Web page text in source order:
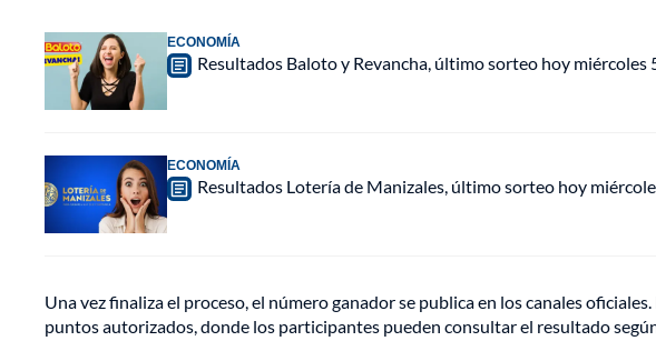
ECONOMÍA
Resultados Baloto y Revancha, último sorteo hoy miércoles
ECONOMÍA
Resultados Lotería de Manizales, último sorteo hoy
Una vez finaliza el proceso, el número ganador se publica en los canales
puntos autorizados, donde los participantes pueden consultar el resultado